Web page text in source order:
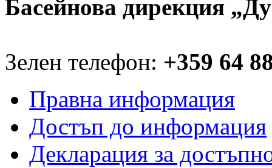
Басейнова дирекция
Зелен телефон: +359 64
Правна информация
Достъп до информация
Декларация за